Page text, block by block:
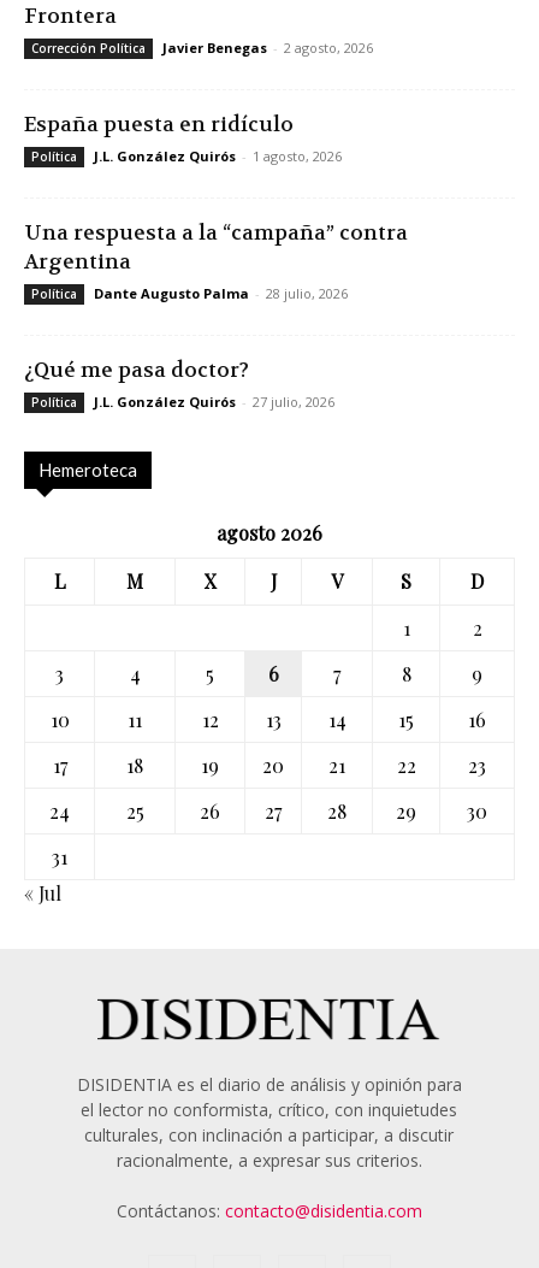
Frontera
Corrección Política Javier Benegas - 2 agosto, 2026
España puesta en ridículo
Política J.L. González Quirós - 1 agosto, 2026
Una respuesta a la “campaña” contra
Argentina
Política Dante Augusto Palma - 28 julio, 2026
¿Qué me pasa doctor?
Política J.L. González Quirós - 27 julio, 2026
Hemeroteca
agosto 2026
L
M X J V S
D
1
2
3
4 5 6 7 8
9
10
11 12 13 14 15
16
17
18 19 20 21 22
23
24
25 26 27 28 29
30
31
« Jul
DISIDENTIA es el diario de análisis y opinión para
el lector no conformista, crítico, con inquietudes
culturales, con inclinación a participar, a discutir
racionalmente, a expresar sus criterios.
Contáctanos: contacto@disidentia.com